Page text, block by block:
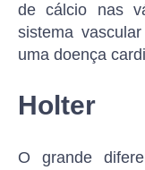
de cálcio nas
sistema
uma doença
Holter
O grande